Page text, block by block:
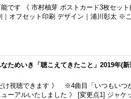
です 《 市村柚芽 ポストカード3枚セッ
｜オフセット印刷 デザイン｜浦川彰太 ※
なためいき「聴こえてきたこと」2019年(
け視聴できます 》 ※4曲目「いつもいつ
ーアルいたしました 》 [変更点1] ジャケ